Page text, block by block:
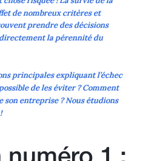
de nombreux critères et
prendre desdécisions
la pérennité du
principales expliquantl’échec
de les éviter ? Comment
son entreprise ? Nous étudions